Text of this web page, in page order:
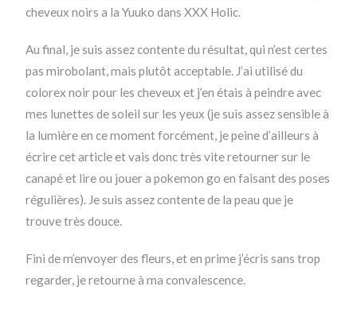
cheveux noirs a la Yuuko dans XXX Holic.
Au final, je suis assez contente du résultat, qui n’est certes
pas mirobolant, mais plutôt acceptable. J’ai utilisé du
colorex noir pour les cheveux et j’en étais à peindre avec
mes lunettes de soleil sur les yeux (je suis assez sensible à
la lumière en ce moment forcément, je peine d’ailleurs à
écrire cet article et vais donc très vite retourner sur le
canapé et lire ou jouer a pokemon go en faisant des poses
régulières). Je suis assez contente de la peau que je
trouve très douce.
Fini de m’envoyer des fleurs, et en prime j’écris sans trop
regarder, je retourne à ma convalescence.